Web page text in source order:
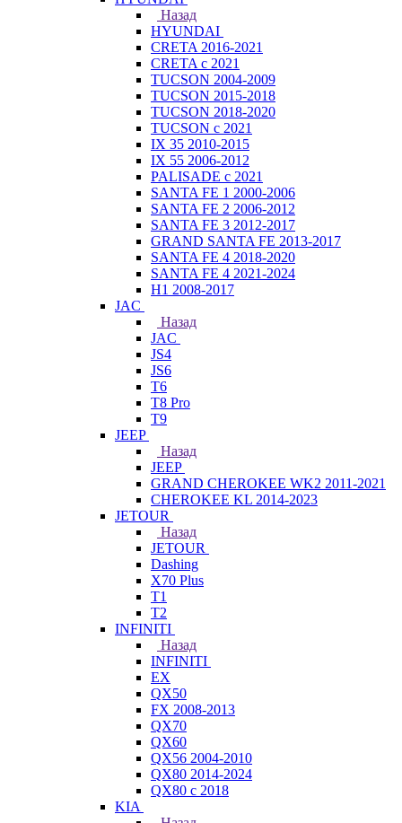
Назад
HYUNDAI
CRETA 2016-2021
CRETA с 2021
TUCSON 2004-2009
TUCSON 2015-2018
TUCSON 2018-2020
TUCSON с 2021
IX 35 2010-2015
IX 55 2006-2012
PALISADE с 2021
SANTA FE 1 2000-2006
SANTA FE 2 2006-2012
SANTA FE 3 2012-2017
GRAND SANTA FE 2013-2017
SANTA FE 4 2018-2020
SANTA FE 4 2021-2024
H1 2008-2017
JAC
Назад
JAC
JS4
JS6
T6
T8 Pro
T9
JEEP
Назад
JEEP
GRAND CHEROKEE WK2 2011-2021
CHEROKEE KL 2014-2023
JETOUR
Назад
JETOUR
Dashing
X70 Plus
T1
T2
INFINITI
Назад
INFINITI
EX
QX50
FX 2008-2013
QX70
QX60
QX56 2004-2010
QX80 2014-2024
QX80 c 2018
KIA